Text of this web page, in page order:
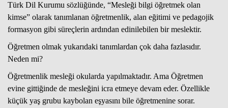
Türk Dil Kurumu sözlüğünde, “Mesleği bilgi öğretmek olan
kimse” olarak tanımlanan öğretmenlik, alan eğitimi ve pedagojik
formasyon gibi süreçlerin ardından edinilebilen bir meslektir.
Öğretmen olmak yukarıdaki tanımlardan çok daha fazlasıdır.
Neden mi?
Öğretmenlik mesleği okularda yapılmaktadır. Ama Öğretmen
evine gittiğinde de mesleğini icra etmeye devam eder. Özellikle
küçük yaş grubu kaybolan eşyasını bile öğretmenine sorar.